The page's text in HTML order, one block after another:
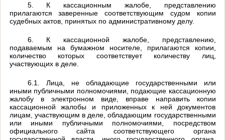
5. К кассационным жалобе, представлению
прилагаются заверенные соответствующим судом копии
судебных актов, принятых по административному делу.
6. К кассационной жалобе, представлению,
подаваемым на бумажном носителе, прилагаются копии,
количество которых соответствует количеству лиц,
участвующих в деле.
6.1. Лица, не обладающие государственными или
иными публичными полномочиями, подающие кассационную
жалобу в электронном виде, вправе направить копии
кассационной жалобы и приложенных к ней документов
лицам, участвующим в деле, обладающим государственными
или иными публичными полномочиями, посредством
официального сайта соответствующего органа